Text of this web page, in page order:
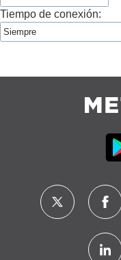
Tiempo de conexión: